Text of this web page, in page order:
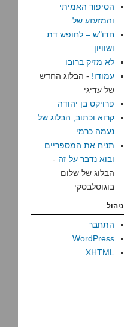
הסיפור האמיתי
והמזעזע של
חדו"ש – לחופש דת
ושוויון
לא מזיק ברובו
עמודו! - הבלוג החדש
של עדיגי
פרויקט בן יהודה
קרוא וכתוב, הבלוג של
נעמה כרמי
תניח את המספריים
ובוא נדבר על זה -
הבלוג של שלום
בוגוסלבסקי
ניהול
התחבר
WordPress
XHTML